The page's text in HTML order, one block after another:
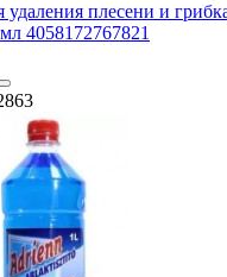
удаления плесени и
4058172767821